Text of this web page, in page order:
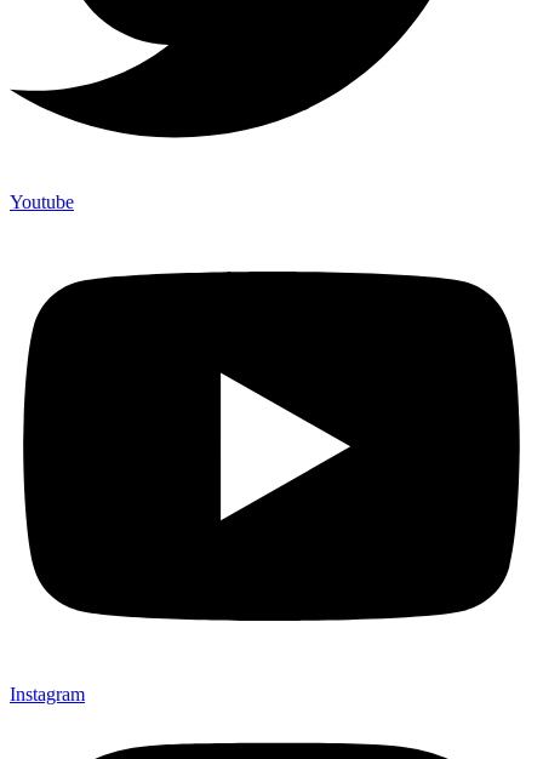
Youtube
Instagram